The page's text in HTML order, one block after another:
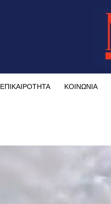
ΕΠΙΚΑΙΡΟΤΗΤΑ ΚΟΙΝΩΝΙΑ